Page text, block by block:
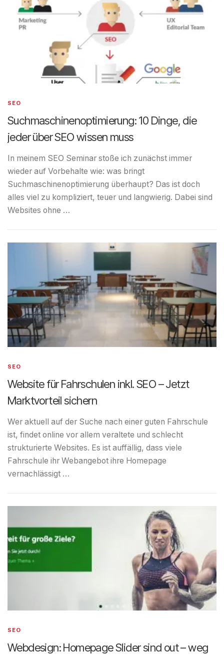
SEO
Suchmaschinenoptimierung: 10 Dinge, die
jeder über SEO wissen muss
In meinem SEO Seminar stoße ich zunächst immer
wieder auf Vorbehalte wie: was bringt
Suchmaschinenoptimierung überhaupt? Das ist doch
alles viel zu kompliziert, teuer und langwierig. Dabei sind
Websites ohne …
SEO
Website für Fahrschulen inkl. SEO – Jetzt
Marktvorteil sichern
Wer aktuell auf der Suche nach einer guten Fahrschule
ist, findet online vor allem veraltete und schlecht
strukturierte Websites. Es ist auffällig, dass viele
Fahrschule ihr Webangebot ihre Homepage
vernachlässigt …
SEO
Webdesign: Homepage Slider sind out – weg